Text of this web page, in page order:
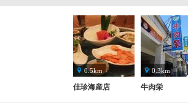
0.5km
佳珍海産店
0.3km
牛肉栄